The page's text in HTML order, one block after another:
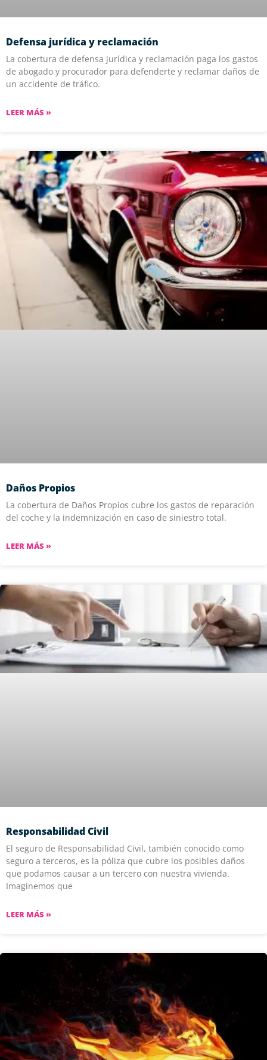
Defensa jurídica y reclamación
La cobertura de defensa jurídica y reclamación paga los gastos
de abogado y procurador para defenderte y reclamar daños de
un accidente de tráfico.
LEER MÁS »
Daños Propios
La cobertura de Daños Propios cubre los gastos de reparación
del coche y la indemnización en caso de siniestro total.
LEER MÁS »
Responsabilidad Civil
El seguro de Responsabilidad Civil, también conocido como
seguro a terceros, es la póliza que cubre los posibles daños
que podamos causar a un tercero con nuestra vivienda.
Imaginemos que
LEER MÁS »